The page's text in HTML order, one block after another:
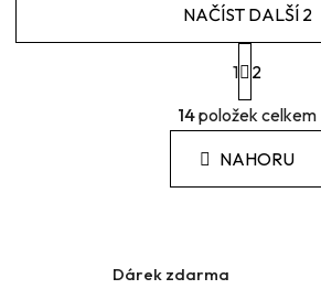
O
v
á
d
NAČÍST DALŠÍ 2
S
t
r
á
n
k
1
2
14položek celkem
NAHORU
Dárek zdarma